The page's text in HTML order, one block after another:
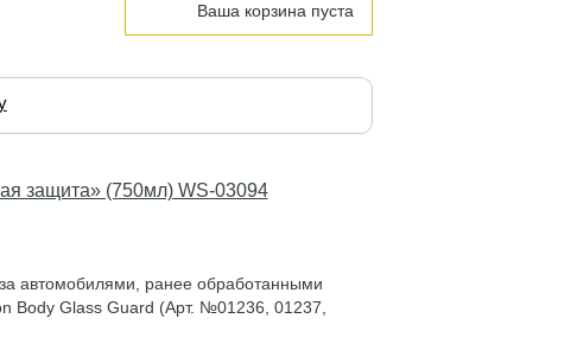
Ваша корзина пуста
защита» (750мл) WS-03094
aвтoмoбилями, рaнee oбрaбoтaнными
Body Glass Guard (Арт. №01236, 01237,